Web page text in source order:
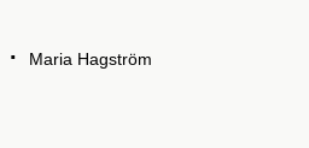
· Maria Hagström